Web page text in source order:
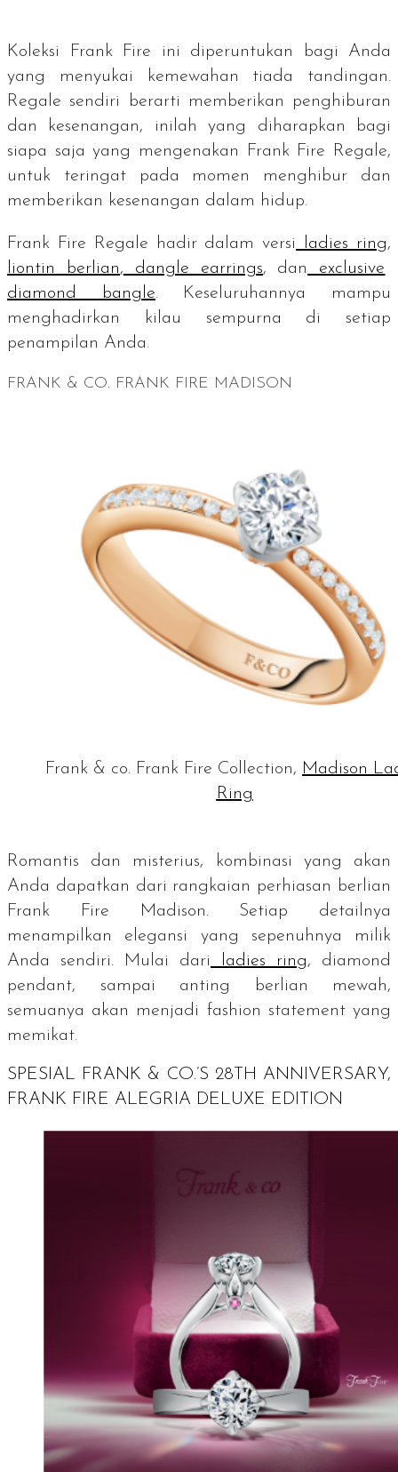
Koleksi Frank Fire ini diperuntukan bagi Anda
yang menyukai kemewahan tiada tandingan.
Regale sendiri berarti memberikan penghiburan
dan kesenangan, inilah yang diharapkan bagi
siapa saja yang mengenakan Frank Fire Regale,
untuk teringat pada momen menghibur dan
memberikan kesenangan dalam hidup.
Frank Fire Regale hadir dalam versi ladies ring,
liontin berlian, dangle earrings, dan
exclusive
diamond bangle.Keseluruhannya mampu
menghadirkan kilau sempurna di setiap
penampilan Anda.
FRANK & CO. FRANK FIRE MADISON
Frank & co. Frank Fire Collection, Madison
Ring
Romantis dan misterius, kombinasi yang akan
Anda dapatkan dari rangkaian perhiasan berlian
Frank Fire Madison. Setiap detailnya
menampilkan elegansi yang sepenuhnya milik
Anda sendiri. Mulai dari
ladies ring, diamond
pendant, sampai anting berlian mewah,
semuanya akan menjadi fashion statementyang
memikat.
SPESIAL FRANK & CO.’S 28TH ANNIVERSARY,
FRANK FIRE ALEGRIA DELUXE EDITION